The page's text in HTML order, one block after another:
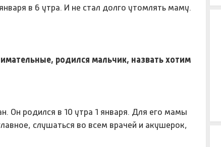
в 6 утра. И не стал долго утомлять маму.
родился мальчик, назвать хотим
Он родился в 10 утра 1 января. Для его мамы
слушаться во всем врачей и акушерок,